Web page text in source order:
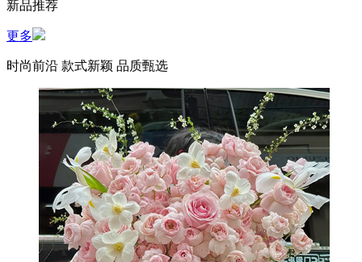
新品推荐
更多
时尚前沿 款式新颖 品质甄选